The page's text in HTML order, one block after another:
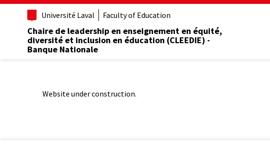
Aller
principal
Université Laval Faculty of Education
Chaire de leadership en enseignement en équité,
diversité et inclusion en éducation (CLEEDIE) -
Banque Nationale
Website under construction.